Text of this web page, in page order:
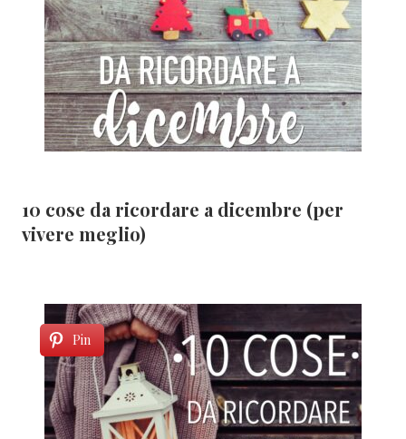
10 cose da ricordare a dicembre (per
vivere meglio)
Pin